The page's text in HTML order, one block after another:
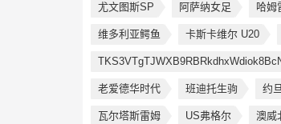
尤文图斯SP 阿萨纳女足 哈姆
维多利亚鳄鱼 卡斯卡维尔 U20
老爱德华时代 班迪托生驹 约
瓦尔塔斯雷姆 US弗格尔 澳威